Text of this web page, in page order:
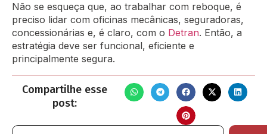
Não se esqueça que, ao trabalhar com reboque, é
preciso lidar com oficinas mecânicas, seguradoras,
concessionárias e, é claro, com o Detran. Então, a
estratégia deve ser funcional, eficiente e
principalmente segura.
Compartilhe esse
post: